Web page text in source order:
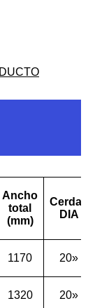
Ancho
total
(mm)
Cerdas
DIA
1170 20»
1320 20»